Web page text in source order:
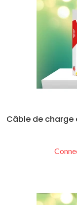
Câble de charge